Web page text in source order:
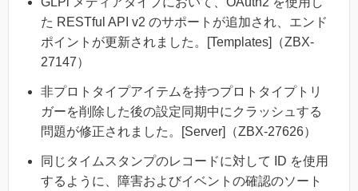
た RESTful API v2 のサポートが追加され、エンド
ポイントが更新されました。[Templates]（ZBX-
27147）
非プロトタイプアイテムを持つプロトタイプトリ
ガーを削除した後の設定同期中にクラッシュする
問題が修正されました。[Server]（ZBX-27626）
同じタイムスタンプのレコードに対して ID を使用
するように、障害およびイベントの確認のソート